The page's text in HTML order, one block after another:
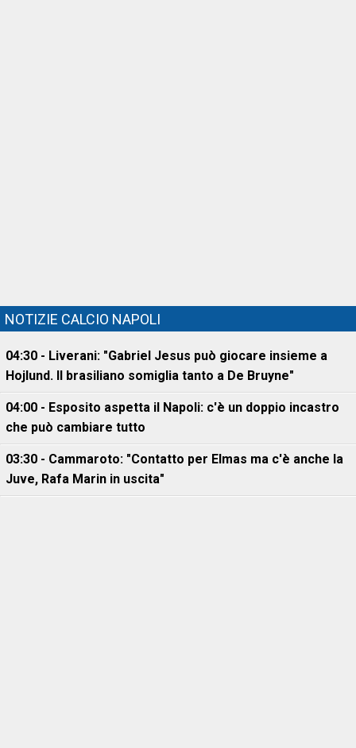
NOTIZIE CALCIO NAPOLI
04:30 - Liverani: "Gabriel Jesus può giocare insieme a
Hojlund. Il brasiliano somiglia tanto a De Bruyne"
04:00 - Esposito aspetta il Napoli: c'è un doppio incastro
che può cambiare tutto
03:30 - Cammaroto: "Contatto per Elmas ma c'è anche la
Juve, Rafa Marin in uscita"